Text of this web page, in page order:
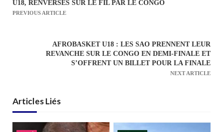
a
o
n
U18, RENVERSÉS SUR LE FIL PAR LE CONGO
PREVIOUS ARTICLE
AFROBASKET U18 : LES SAO PRENNENT LEUR
REVANCHE SUR LE CONGO EN DEMI-FINALE ET
S’OFFRENT UN BILLET POUR LA FINALE
NEXT ARTICLE
Articles Liés